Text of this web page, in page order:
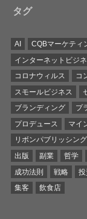
タグ
AI CQBマーケティ
インターネットビジ
コロナウィルス
コ
スモールビジネス
ブランディング
プ
プロデュース
マイ
リボンパブリッシング
出版
副業 哲学
成功法則
戦略 投
集客
飲食店